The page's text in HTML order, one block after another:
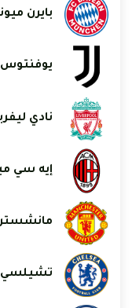
بايرن
يوفنتوس
نادي
إيه سي
مانشستر
تشيلسي